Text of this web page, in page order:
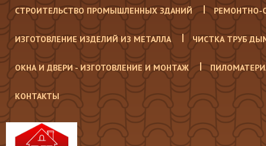
СТРОИТЕЛЬСТВО ПРОМЫШЛЕННЫХ ЗДАНИЙ РЕМОНТНО-
ИЗГОТОВЛЕНИЕ ИЗДЕЛИЙ ИЗ МЕТАЛЛА ЧИСТКА ТРУБ
ОКНА И ДВЕРИ - ИЗГОТОВЛЕНИЕ И МОНТАЖ
КОНТАКТЫ